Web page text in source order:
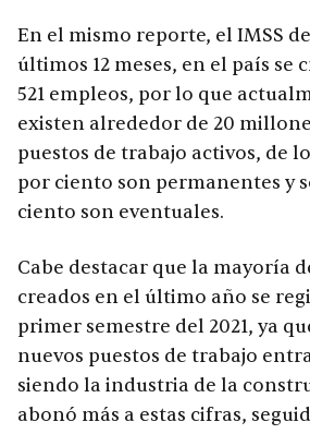
En el mismo reporte, el IMSS
últimos 12 meses, en el país se
521 empleos, por lo que
existen alrededor de 20
puestos de trabajo activos, de
por ciento son permanentes y
ciento son eventuales.
Cabe destacar que la mayoría
creados en el último año se
primer semestre del 2021, ya
nuevos puestos de trabajo
siendo la industria de la
abonó más a estas cifras,